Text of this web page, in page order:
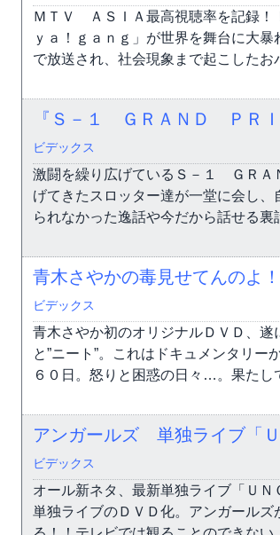
ＭＴＶ ＡＳＩＡ最高視聴率を記録！
ｙａ！ｇａｎｇ」が世界を舞台に大
で放送され、社会現象まで起こしたお
『Ｓ－１ ＧＲＡＮＤ ＰＲＩ
ビデックス
激闘を繰り広げているＳ－１ ＧＲＡ
げてきたスロッター達が一堂に会し
られなかった逸話や今だから話せる裏
青木さやかの毒見せてんのよ
ビデックス
青木さやか初のオリジナルＤＶＤ、
と”ニート”。これはドキュメンタリ
６０日。怒りと困惑の日々…。果たし
アンガールズ 単独ライブ「
ビデックス
オール新ネタ、最新単独ライブ「Ｕ
単独ライブのＤＶＤ化。アンガール